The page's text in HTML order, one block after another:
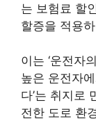
는 보험료 할
할증을 적용
이는 ‘운전자
높은 운전자
다’는 취지로
전한 도로 환